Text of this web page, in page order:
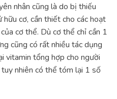
nhân cũng là do bị thiếu
cơ, cần thiết cho các hoạt
cơ thể. Dù cơ thể chỉ cần 1
cũng có rất nhiều tác dụng
vitamin tổng hợp cho người
nhiên có thể tóm lại 1 số